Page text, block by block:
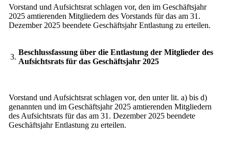
Vorstand und Aufsichtsrat schlagen vor, den im Geschäftsjahr
2025 amtierenden Mitgliedern des Vorstands für das am 31.
Dezember 2025 beendete Geschäftsjahr Entlastung zu erteilen.
3.
Beschlussfassung über die Entlastung der Mitglieder des
Aufsichtsrats für das Geschäftsjahr 2025
Vorstand und Aufsichtsrat schlagen vor, den unter lit. a) bis d)
genannten und im Geschäftsjahr 2025 amtierenden Mitgliedern
des Aufsichtsrats für das am 31. Dezember 2025 beendete
Geschäftsjahr Entlastung zu erteilen.